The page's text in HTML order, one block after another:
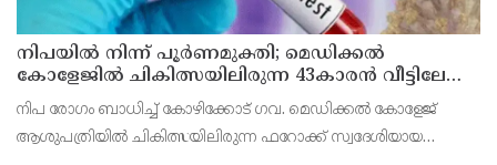
നിപയിൽ നിന്ന് പൂർണമുക്തി; മെഡിക്കൽ
കോളേജിൽ ചികിത്സയിലിരുന്ന 43കാരൻ വീട്ടിലേക്ക്
മടങ്ങി
നിപ രോഗം ബാധിച്ച് കോഴിക്കോട് ഗവ. മെഡിക്കൽ കോളേജ്
ആശുപത്രിയിൽ ചികിത്സയിലിരുന്ന ഫറോക്ക് സ്വദേശിയായ